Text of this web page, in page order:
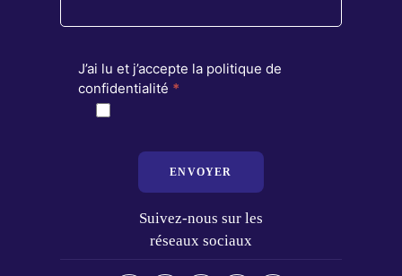
J’ai lu et j’accepte la politique de
confidentialité *
ENVOYER
Suivez-nous sur les
réseaux sociaux